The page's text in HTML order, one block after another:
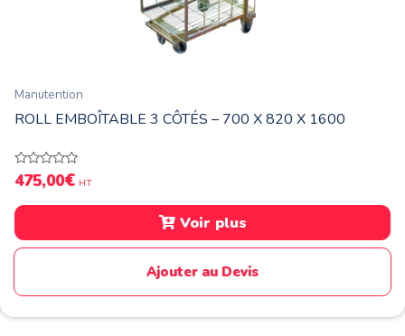
Manutention
ROLL EMBOÎTABLE 3 CÔTÉS – 700 X 820 X 1600
Note
0
5
475,00€ HT
Voir plus
Ajouter au Devis